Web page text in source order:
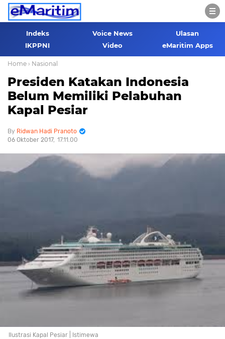
Indeks Voice News
Ulasan
IKPPNI
Video eMaritim Apps
Home › Nasional
Presiden Katakan Indonesia
Belum Memiliki Pelabuhan
Kapal Pesiar
Ridwan Hadi Pranoto
06 Oktober 2017 17.11.00
Ilustrasi Kapal Pesiar | Istimewa